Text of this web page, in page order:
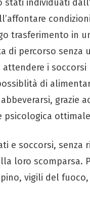
stati individuati
trasferimento in
di percorso senza
i
di
grazie
psicologica
e soccorsi, senza
loro scomparsa.
vigili del